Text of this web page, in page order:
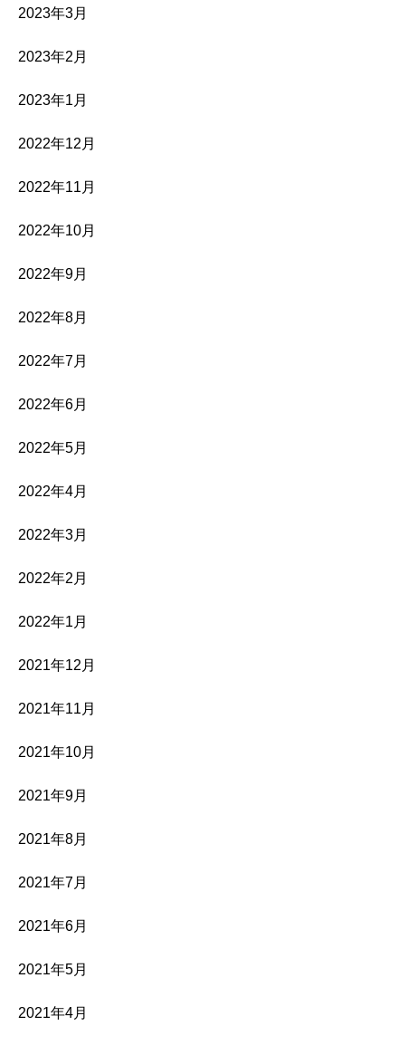
2023年3月
2023年2月
2023年1月
2022年12月
2022年11月
2022年10月
2022年9月
2022年8月
2022年7月
2022年6月
2022年5月
2022年4月
2022年3月
2022年2月
2022年1月
2021年12月
2021年11月
2021年10月
2021年9月
2021年8月
2021年7月
2021年6月
2021年5月
2021年4月